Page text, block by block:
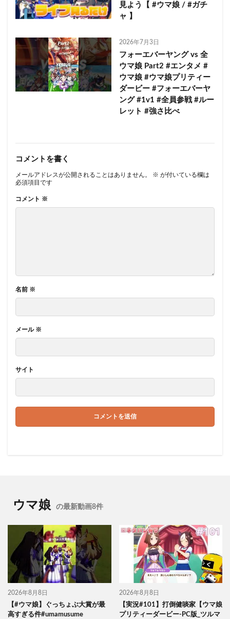
見よう【 #ウマ娘 / #ガチ
ャ 】
2026年7月3日
フォーエバーヤング vs 全
ウマ娘 Part2 #エンタメ #
ウマ娘 #ウマ娘プリティー
ダービー #フォーエバーヤ
ング #1v1 #全員参戦 #ルー
レット #強さ比べ
コメントを書く
メールアドレスが公開されることはありません。 ※ が付いている欄は
必須項目です
コメント ※
名前 ※
メール ※
サイト
ウマ娘 の最新動画8件
2026年8月8日
【#ウマ娘】ぐっちょぶ大賞が最
高すぎる件#umamusume
2026年8月8日
【実況#101】打倒健啖家【ウマ娘
プリティーダービー-PC版_ツルマ